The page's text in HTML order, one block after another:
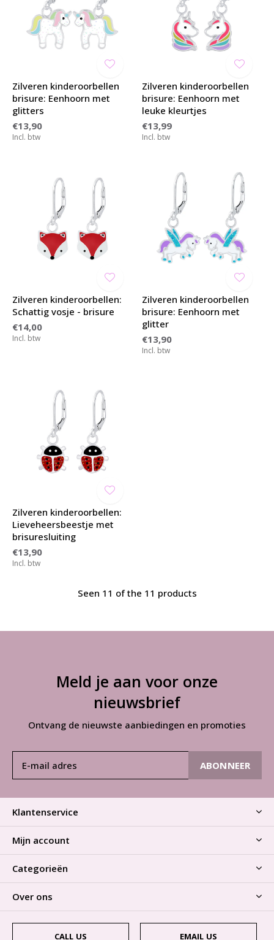
Zilveren kinderoorbellen
brisure: Eenhoorn met
glitters
€13,90
Incl. btw
Zilveren kinderoorbellen
brisure: Eenhoorn met
leuke kleurtjes
€13,99
Incl. btw
Zilveren kinderoorbellen:
Schattig vosje - brisure
€14,00
Incl. btw
Zilveren kinderoorbellen
brisure: Eenhoorn met
glitter
€13,90
Incl. btw
Zilveren kinderoorbellen:
Lieveheersbeestje met
brisuresluiting
€13,90
Incl. btw
Seen 11 of the 11 products
Meld je aan voor onze
nieuwsbrief
Ontvang de nieuwste aanbiedingen en promoties
ABONNEER
Klantenservice
Mijn account
Categorieën
Over ons
CALL US EMAIL US